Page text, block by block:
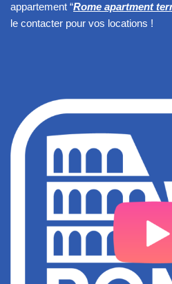
appartement “Rome apartment
le contacter pour vos locations !